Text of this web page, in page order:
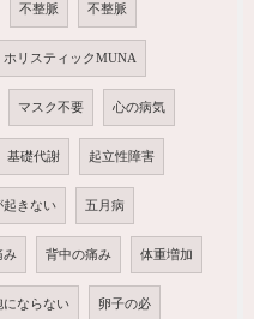
不整脈 不整脈
ホリスティックMUNA
マスク不要 心の病気
基礎代謝 起立性障害
起きない 五月病
み 背中の痛み 体重増加
にならない 卵子の必